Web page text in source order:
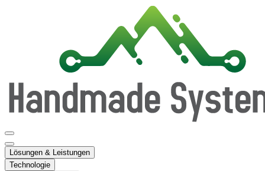
Lösungen & Leistungen
Technologie